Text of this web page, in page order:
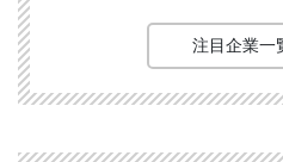
注目企業一